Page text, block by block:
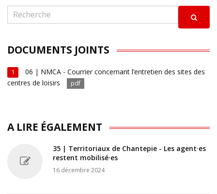
DOCUMENTS JOINTS
1
06 | NMCA - Courrier concernant l’entretien des sites des
centres de loisirs
pdf
A LIRE ÉGALEMENT
35 | Territoriaux de Chantepie - Les agent·es
restent mobilisé·es
16 décembre 2024